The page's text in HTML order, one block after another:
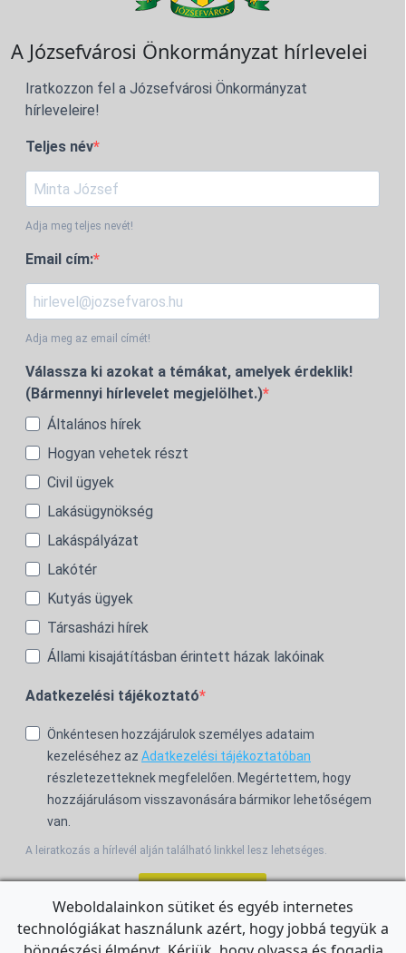
A Józsefvárosi Önkormányzat hírlevelei
Iratkozzon fel a Józsefvárosi Önkormányzat
hírleveleire!
Teljes név
Adja meg teljes nevét!
Email cím:
Adja meg az email címét!
Válassza ki azokat a témákat, amelyek érdeklik!
(Bármennyi hírlevelet megjelölhet.)
Általános hírek
Hogyan vehetek részt
Civil ügyek
Lakásügynökség
Lakáspályázat
Lakótér
Kutyás ügyek
Társasházi hírek
Állami kisajátításban érintett házak lakóinak
Adatkezelési tájékoztató
Önkéntesen hozzájárulok személyes adataim
kezeléséhez az Adatkezelési tájékoztatóban
részletezetteknek megfelelően. Megértettem, hogy
hozzájárulásom visszavonására bármikor lehetőségem
van.
A leiratkozás a hírlevél alján található linkkel lesz lehetséges.
For the English Newsletter, clickHERE.
Weboldalainkon sütiket és egyéb internetes
technológiákat használunk azért, hogy jobbá tegyük a